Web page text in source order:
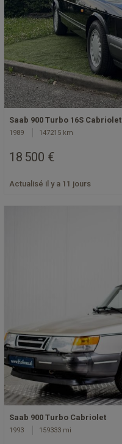
Saab 900 Turbo 16S Cabriolet
1989 147215 km
18 500 €
Actualisé il y a 11 jours
Saab 900 Turbo Cabriolet
1993 159333 mi